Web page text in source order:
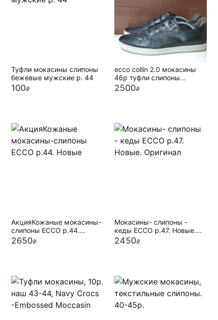
Туфли мокасины слипоны
бежевые мужские р. 44
100₴
ecco collin 2.0 мокасины
46р туфли слипоны
кроссовки кожаные
оксфорды
2500₴
АкцияКожаные мокасины-
слипоны ECCO р.44.
Новые
2650₴
Мокасины- слипоны -
кеды ECCO р.47. Новые.
Оригинал
2450₴